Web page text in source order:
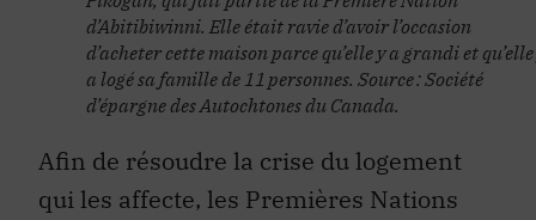
d’Abitibiwinni. Elle était ravie d’avoir l’occasion
d’acheter cette maison parce qu’elle y a grandi et
a logé sa famille de 11 personnes. Source : Société
d’épargne des Autochtones du Canada.
Afin de résoudre la crise du logement
qui les affecte, les Premières Nations